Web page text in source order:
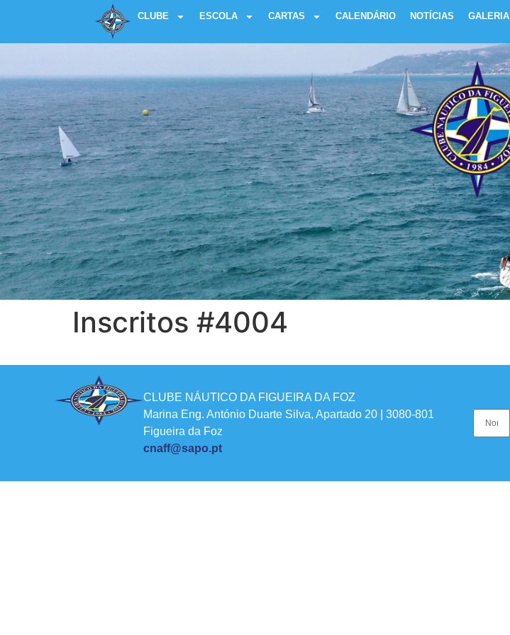
CLUBE ESCOLA CARTAS CALENDÁRIO NOTÍCIAS GALERIA
Inscritos #4004
CLUBE NÁUTICO DA FIGUEIRA DA FOZ
Marina Eng. António Duarte Silva, Apartado 20 | 3080-801
Figueira da Foz
cnaff@sapo.pt